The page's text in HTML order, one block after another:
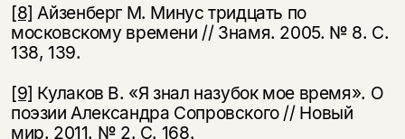
[8] Айзенберг М. Минус тридцать по
московскому времени // Знамя. 2005. № 8. С.
138, 139.
[9] Кулаков В. «Я знал назубок мое время». О
поэзии Александра Сопровского // Но­вый
мир. 2011. № 2. С. 168.